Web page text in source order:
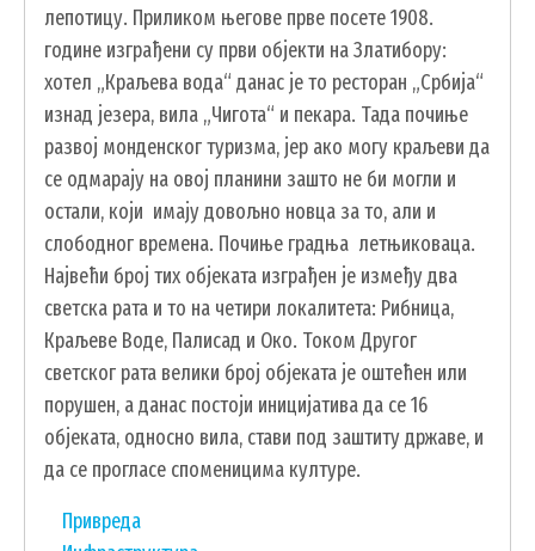
лепотицу. Приликом његове прве посете 1908.
године изграђени су први објекти на Златибору:
хотел „Краљева вода“ данас је то ресторан „Србија“
изнад језера, вила „Чигота“ и пекара. Тада почиње
развој монденског туризма, јер ако могу краљеви да
се одмарају на овој планини зашто не би могли и
остали, који имају довољно новца за то, али и
слободног времена. Почиње градња летњиковаца.
Највећи број тих објеката изграђен је између два
светска рата и то на четири локалитета: Рибница,
Краљеве Воде, Палисад и Око. Током Другог
светског рата велики број објеката је оштећен или
порушен, а данас постоји иницијатива да се 16
објеката, односно вила, стави под заштиту државе, и
да се прогласе споменицима културе.
Привреда